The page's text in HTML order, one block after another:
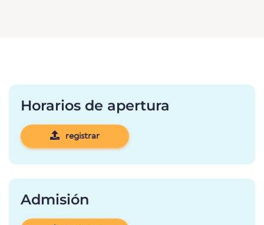
Horarios de apertura
registrar
Admisión